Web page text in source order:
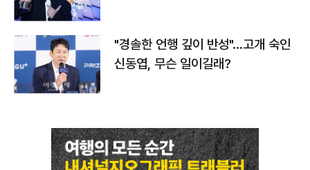
"경솔한 언행 깊이 반성"…고개 숙인
신동엽, 무슨 일이길래?